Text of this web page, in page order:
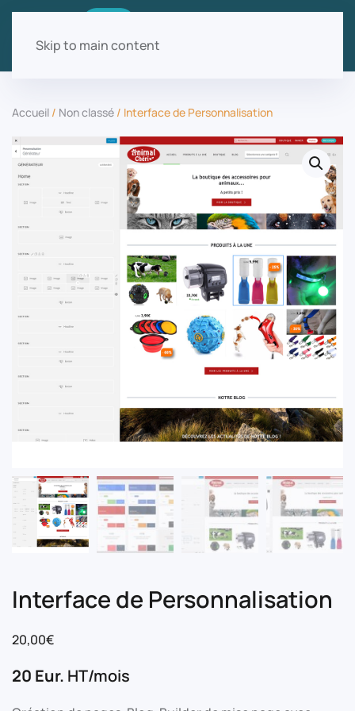
Skip to main content
Accueil / Non classé / Interface de Personnalisation
Interface de Personnalisation
20,00€
20 Eur. HT/mois